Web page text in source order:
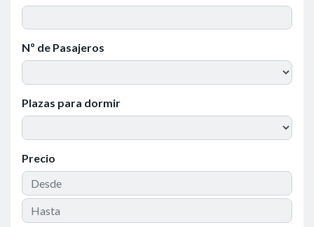
Nº de Pasajeros
Plazas para dormir
Precio